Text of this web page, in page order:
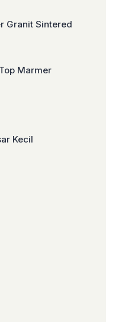
Granit Sintered
Marmer
Kecil